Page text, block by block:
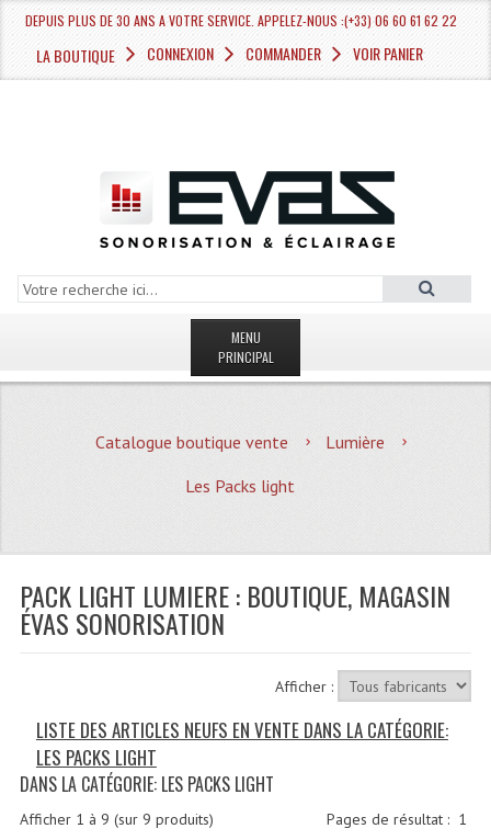
DEPUIS PLUS DE 30 ANS A VOTRE SERVICE. APPELEZ-NOUS :(+33) 06 60 61 62 22
LA BOUTIQUE CONNEXION COMMANDER VOIR PANIER
MENU
PRINCIPAL
MAGASIN
Quoi De Neuf?
Plan Acces, Horaires.
Location De Matériel
Catalogue boutique vente
Lumière
Les Packs light
PACK LIGHT LUMIERE : BOUTIQUE, MAGASIN
ÉVAS SONORISATION
Afficher :
LISTE DES ARTICLES NEUFS EN VENTE DANS LA CATÉGORIE:
LES PACKS LIGHT
DANS LA CATÉGORIE: LES PACKS LIGHT
Pages de résultat : 1
Afficher 1 à 9 (sur 9 produits)